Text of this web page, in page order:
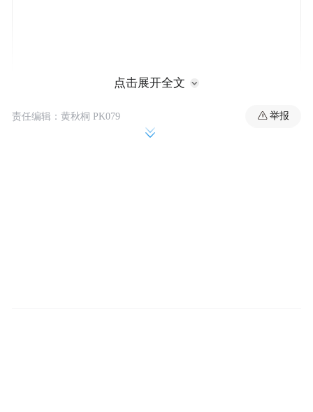
点击展开全文
责任编辑：黄秋桐 PK079 举报